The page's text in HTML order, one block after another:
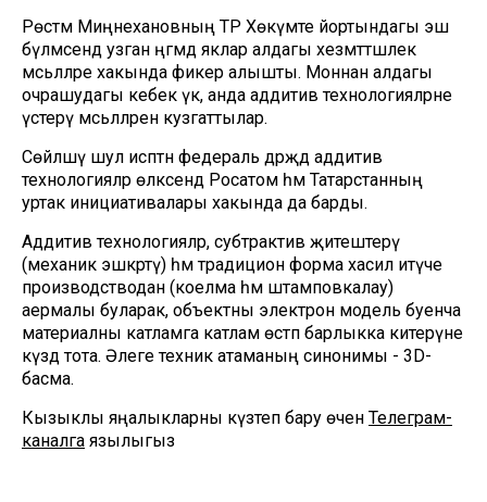
Рөстәм Миңнехановның ТР Хөкүмәте йортындагы эш
бүлмәсендә узган әңгәмәдә яклар алдагы хезмәттәшлек
мәсьәләләре хакында фикер алышты. Моннан алдагы
очрашудагы кебек үк, анда аддитив технологияләрне
үстерү мәсьәләләрен кузгаттылар.
Сөйләшү шул исәптән федераль дәрәҗәдә аддитив
технологияләр өлкәсендә Росатом һәм Татарстанның
уртак инициативалары хакында да барды.
Аддитив технологияләр, субтрактив җитештерү
(механик эшкәртү) һәм традицион форма хасил итүче
производстводан (коелма һәм штамповкалау)
аермалы буларак, объектны электрон модель буенча
материалны катламга катлам өстәп барлыкка китерүне
күздә тота. Әлеге техник атаманың синонимы - 3D-
басма.
Кызыклы яңалыкларны күзәтеп бару өчен Телеграм-
каналга язылыгыз